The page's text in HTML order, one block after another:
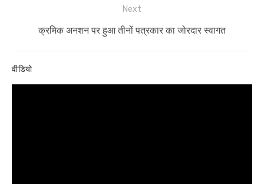
Next
Next
क्रमिक अनशन पर हुआ तीनों पत्रकार का जोरदार स्वागत
वीडियो